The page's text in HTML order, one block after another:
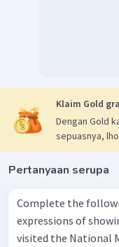
Klaim Gold
Dengan Gold
sepuasnya,
Pertanyaan serupa
Complete the
expressions of showing
visited the National